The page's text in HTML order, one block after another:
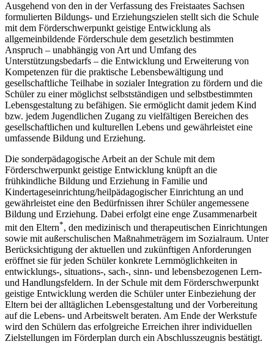
Ausgehend von den in der Verfassung des Freistaates Sachsen
formulierten Bildungs- und Erziehungszielen stellt sich die Schule
mit dem Förderschwerpunkt geistige Entwicklung als
allgemeinbildende Förderschule dem gesetzlich bestimmten
Anspruch – unabhängig von Art und Umfang des
Unterstützungsbedarfs – die Entwicklung und Erweiterung von
Kompetenzen für die praktische Lebensbewältigung und
gesellschaftliche Teilhabe in sozialer Integration zu fördern und die
Schüler zu einer möglichst selbstständigen und selbstbestimmten
Lebensgestaltung zu befähigen. Sie ermöglicht damit jedem Kind
bzw. jedem Jugendlichen Zugang zu vielfältigen Bereichen des
gesellschaftlichen und kulturellen Lebens und gewährleistet eine
umfassende Bildung und Erziehung.
Die sonderpädagogische Arbeit an der Schule mit dem
Förderschwerpunkt geistige Entwicklung knüpft an die
frühkindliche Bildung und Erziehung in Familie und
Kindertageseinrichtung/heilpädagogischer Einrichtung an und
gewährleistet eine den Bedürfnissen ihrer Schüler angemessene
Bildung und Erziehung. Dabei erfolgt eine enge Zusammenarbeit
mit den Eltern*, den medizinisch und therapeutischen Einrichtungen
sowie mit außerschulischen Maßnahmeträgern im Sozialraum. Unter
Berücksichtigung der aktuellen und zukünftigen Anforderungen
eröffnet sie für jeden Schüler konkrete Lernmöglichkeiten in
entwicklungs-, situations-, sach-, sinn- und lebensbezogenen Lern-
und Handlungsfeldern. In der Schule mit dem Förderschwerpunkt
geistige Entwicklung werden die Schüler unter Einbeziehung der
Eltern bei der alltäglichen Lebensgestaltung und der Vorbereitung
auf die Lebens- und Arbeitswelt beraten. Am Ende der Werkstufe
wird den Schülern das erfolgreiche Erreichen ihrer individuellen
Zielstellungen im Förderplan durch ein Abschlusszeugnis bestätigt.